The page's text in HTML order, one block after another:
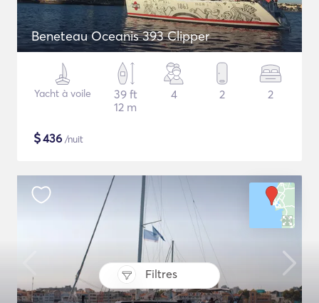
Filtres
Beneteau Oceanis 393 Clipper
Yacht à voile
39 ft
12 m
4 2 2
$436 /nuit